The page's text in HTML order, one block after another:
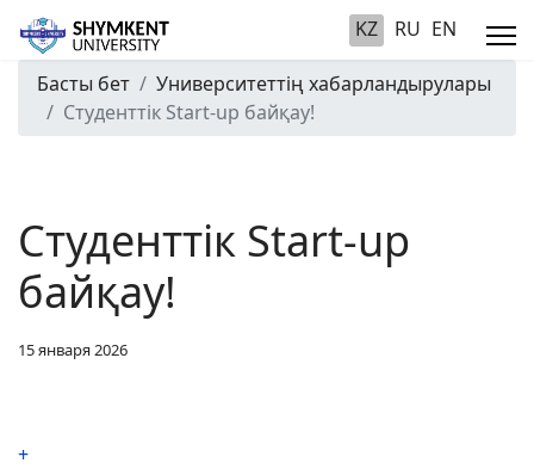
KZ RU EN
Басты бет
Университеттің хабарландырулары
Студенттік Start-up байқау!
Студенттік Start-up
байқау!
15 января 2026
+